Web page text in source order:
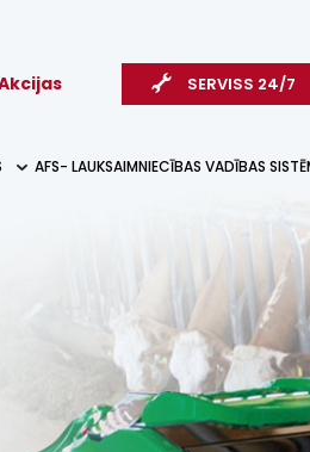
SERVISS 24/7
AFS- LAUKSAIMNIECĪBAS VADĪBAS